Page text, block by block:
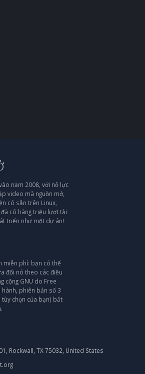
năm 2008, với nỗ lực
video mã nguồn mở,
có sẵn trên Linux,
có hàng triệu lượt tải
triển như một dự án!
miễn phí: bạn có thể
đổi nó theo các điều
cộng GNU do Free
phiên bản số 3
chọn của bạn) bất
Rockwall, TX 75032, United States